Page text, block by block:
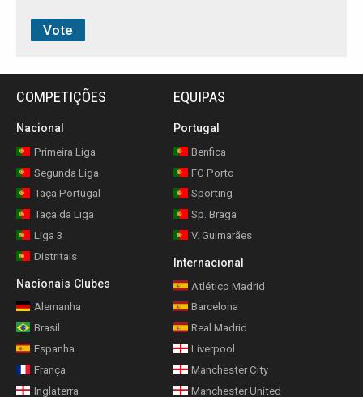
COMPETIÇÕES
Nacional
Primeira Liga
Segunda Liga
Taça Portugal
Taça da Liga
Liga 3
Distritais
Nacionais Clubes
Alemanha
Brasil
Espanha
França
Inglaterra
EQUIPAS
Portugal
Benfica
FC Porto
Sporting
Sp. Braga
V. Guimarães
Internacional
Atlético Madrid
Barcelona
Real Madrid
Liverpool
Manchester City
Manchester United